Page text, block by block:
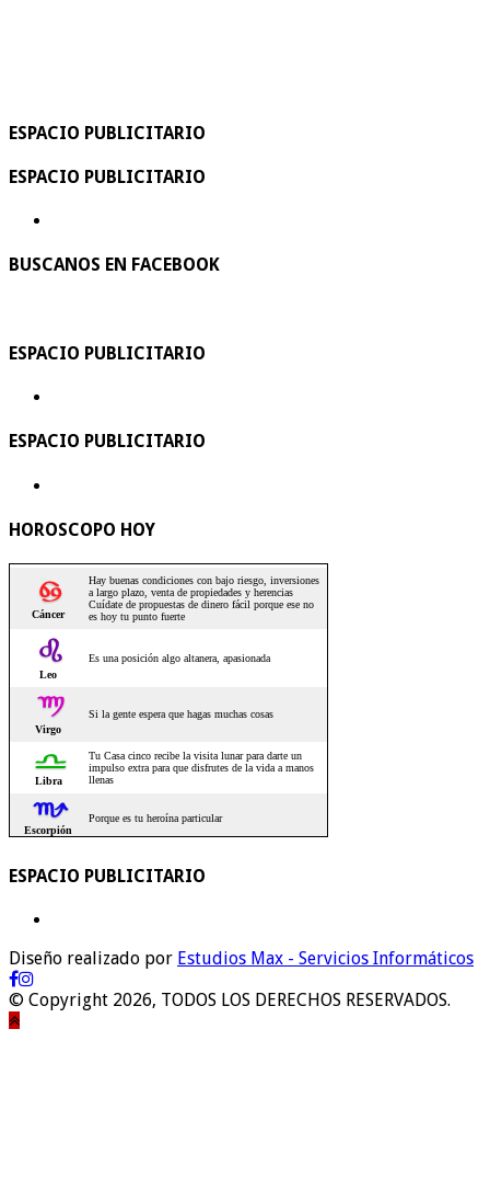
ESPACIO PUBLICITARIO
ESPACIO PUBLICITARIO
BUSCANOS EN FACEBOOK
ESPACIO PUBLICITARIO
ESPACIO PUBLICITARIO
HOROSCOPO HOY
ESPACIO PUBLICITARIO
Diseño realizado por Estudios Max - Servicios Informáticos
© Copyright 2026, TODOS LOS DERECHOS RESERVADOS.